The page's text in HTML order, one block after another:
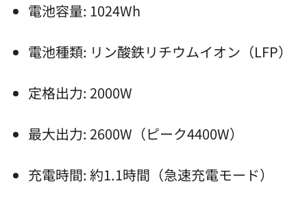
電池容量: 1024Wh
電池種類: リン酸鉄リチウムイオン（LFP）
定格出力: 2000W
最大出力: 2600W（ピーク4400W）
充電時間: 約1.1時間（急速充電モード）